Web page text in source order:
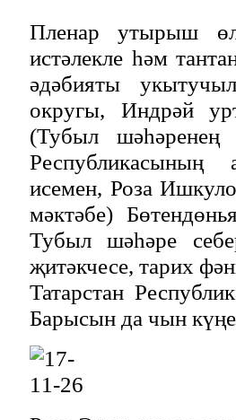
Пленар утырыш
истәлекле һәм
әдәбияты
округы, Индрәй
(Тубыл шәһәренең
Республикасының
исемен, Роза
мәктәбе)
Тубыл шәһәре
җитәкчесе, тарих
Татарстан
Барысын да чын